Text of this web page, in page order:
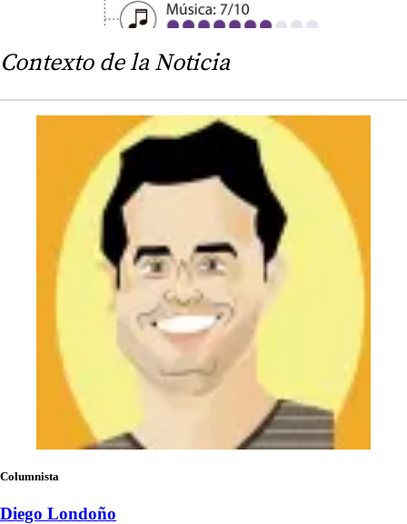
Contexto de la Noticia
Columnista
Diego Londoño